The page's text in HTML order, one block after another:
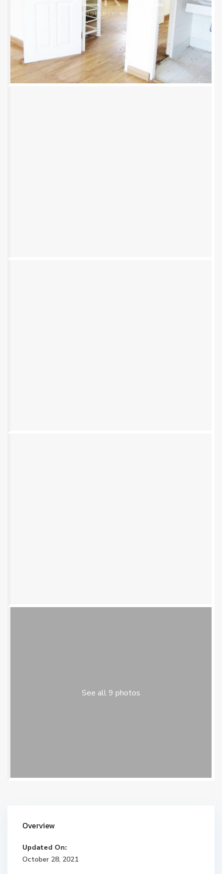
See all 9 photos
Overview
Updated On:
October 28, 2021